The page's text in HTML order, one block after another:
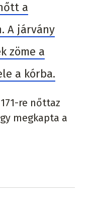
a
A járvány
zöme a
a kórba.
re nőttaz
megkapta a